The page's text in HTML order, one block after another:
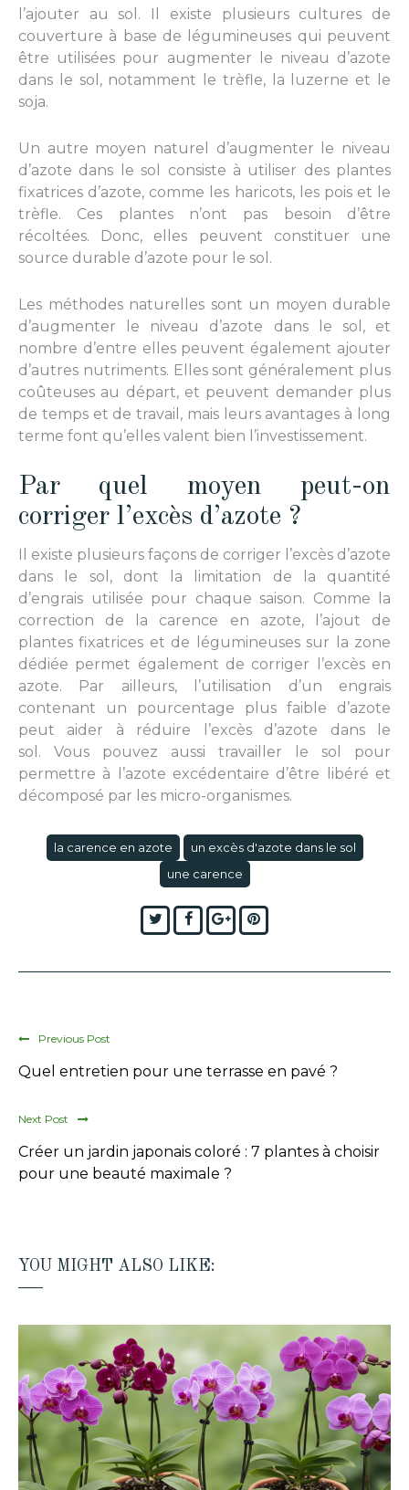
l’ajouter au sol. Il existe plusieurs cultures de
couverture à base de légumineuses qui peuvent
être utilisées pour augmenter le niveau d’azote
dans le sol, notamment le trèfle, la luzerne et le
soja.
Un autre moyen naturel d’augmenter le niveau
d’azote dans le sol consiste à utiliser des plantes
fixatrices d’azote, comme les haricots, les pois et le
trèfle. Ces plantes n’ont pas besoin d’être
récoltées. Donc, elles peuvent constituer une
source durable d’azote pour le sol.
Les méthodes naturelles sont un moyen durable
d’augmenter le niveau d’azote dans le sol, et
nombre d’entre elles peuvent également ajouter
d’autres nutriments. Elles sont généralement plus
coûteuses au départ, et peuvent demander plus
de temps et de travail, mais leurs avantages à long
terme font qu’elles valent bien l’investissement.
Par quel moyen peut-on
corriger l’excès d’azote ?
Il existe plusieurs façons de corriger l’excès d’azote
dans le sol, dont la limitation de la quantité
d’engrais utilisée pour chaque saison. Comme la
correction de la carence en azote, l’ajout de
plantes fixatrices et de légumineuses sur la zone
dédiée permet également de corriger l’excès en
azote. Par ailleurs, l’utilisation d’un engrais
contenant un pourcentage plus faible d’azote
peut aider à réduire l’excès d’azote dans le
sol. Vous pouvez aussi travailler le sol pour
permettre à l’azote excédentaire d’être libéré et
décomposé par les micro-organismes.
la carence en azote
un excès d'azote dans le sol
une carence
TwitterFacebook
Google+Pinterest
Previous Post
Quel entretien pour une terrasse en pavé ?
Next Post
Créer un jardin japonais coloré : 7 plantes à choisir
pour une beauté maximale ?
YOU MIGHT ALSO LIKE: